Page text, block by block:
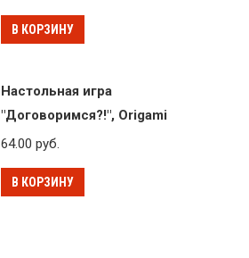
В КОРЗИНУ
Настольная игра
"Договоримся?!", Origami
64.00руб.
В КОРЗИНУ